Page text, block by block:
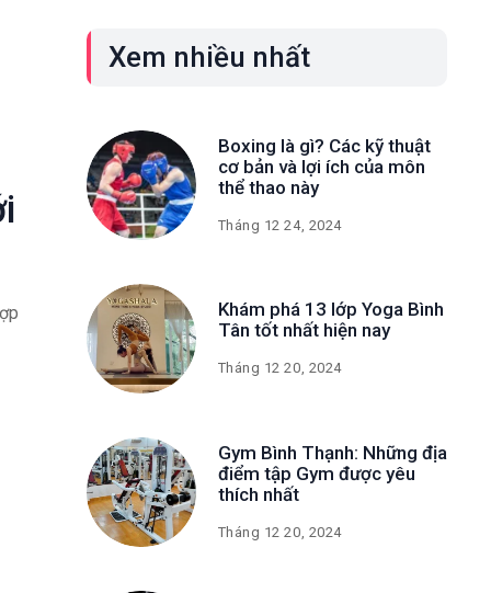
Xem nhiều nhất
Boxing là gì? Các kỹ thuật
cơ bản và lợi ích của môn
thể thao này
Tháng 12 24, 2024
Khám phá 13 lớp Yoga Bình
Tân tốt nhất hiện nay
Tháng 12 20, 2024
Gym Bình Thạnh: Những địa
điểm tập Gym được yêu
thích nhất
Tháng 12 20, 2024